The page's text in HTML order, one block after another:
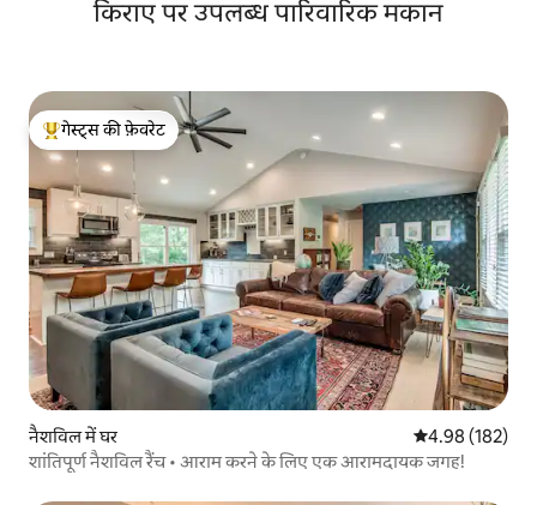
किराए पर उपलब्ध पारिवारिक मकान
गेस्ट्स का टॉप फ़ेवरेट
गेस्ट्स की फ़ेवरेट
नैशविल में घर औसत रेटिंग 5 में से
4.98 (182)
शांतिपूर्ण नैशविल रैंच • आराम करने के लिए एक आरामदायक जगह!